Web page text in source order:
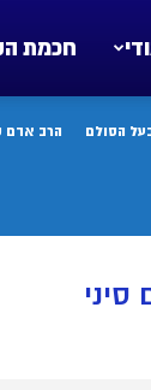
חכמת
הסולם הרב אדם